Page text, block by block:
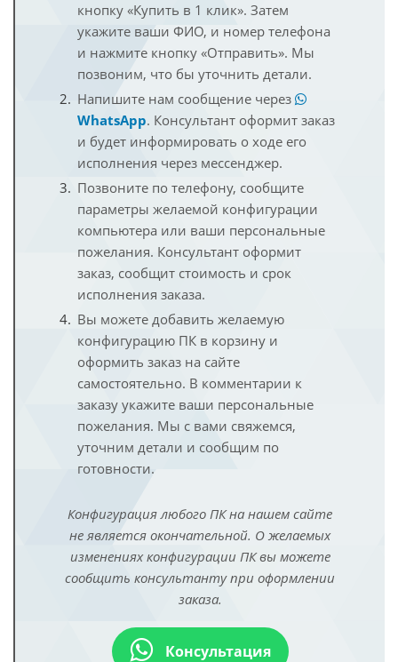
кнопку «Купить в 1 клик». Затем
укажите ваши ФИО, и номер телефона
и нажмите кнопку «Отправить». Мы
позвоним, что бы уточнить детали.
Напишите нам сообщение через
WhatsApp. Консультант оформит заказ
и будет информировать о ходе его
исполнения через мессенджер.
Позвоните по телефону, сообщите
параметры желаемой конфигурации
компьютера или ваши персональные
пожелания. Консультант оформит
заказ, сообщит стоимость и срок
исполнения заказа.
Вы можете добавить желаемую
конфигурацию ПК в корзину и
оформить заказ на сайте
самостоятельно. В комментарии к
заказу укажите ваши персональные
пожелания. Мы с вами свяжемся,
уточним детали и сообщим по
готовности.
Конфигурация любого ПК на нашем сайте
не является окончательной. О желаемых
изменениях конфигурации ПК вы можете
сообщить консультанту при оформлении
заказа.
Консультация